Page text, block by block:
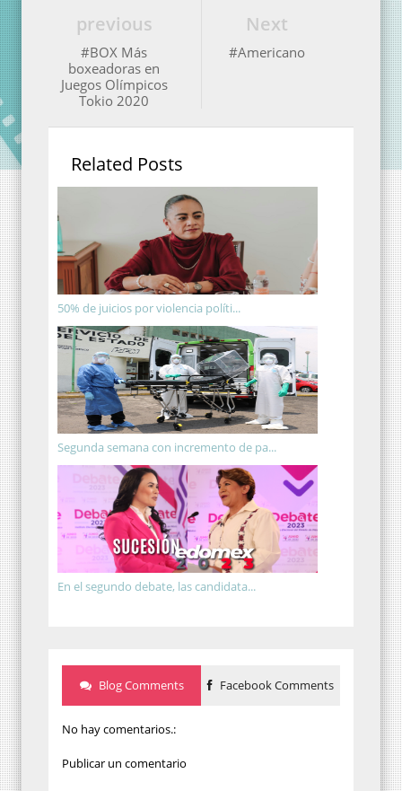
Next
#Americano
previous
#BOX Más
boxeadoras en
Juegos Olímpicos
Tokio 2020
Related Posts
50% de juicios por violencia políti...
Segunda semana con incremento de pa...
En el segundo debate, las candidata...
Blog Comments Facebook Comments
No hay comentarios.:
Publicar un comentario